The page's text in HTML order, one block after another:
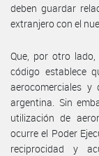
deben guardar
extranjero con el
Que, por otro
código establece
aerocomerciales
argentina. Sin
utilización de
ocurre el Poder
reciprocidad y